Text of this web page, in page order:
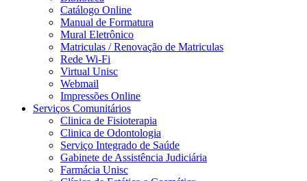
Catálogo Online
Manual de Formatura
Mural Eletrônico
Matriculas / Renovação de Matriculas
Rede Wi-Fi
Virtual Unisc
Webmail
Impressões Online
Serviços Comunitários
Clinica de Fisioterapia
Clinica de Odontologia
Serviço Integrado de Saúde
Gabinete de Assistência Judiciária
Farmácia Unisc